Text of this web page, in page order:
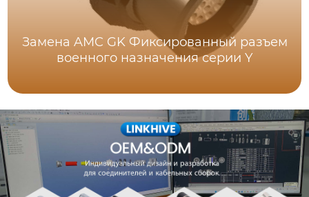
Замена AMC GK Фиксированный разъем
военного назначения серии Y